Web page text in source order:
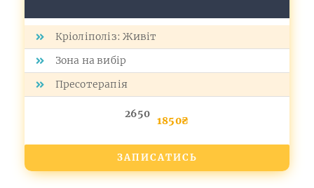
Кріоліполіз: Живіт
Зона на вибір
Пресотерапія
2650
1850₴
ЗАПИСАТИСЬ